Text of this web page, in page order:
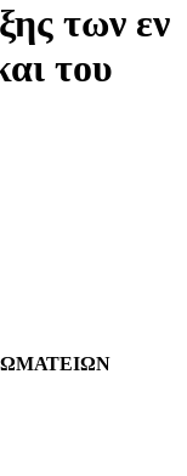
των εν
του